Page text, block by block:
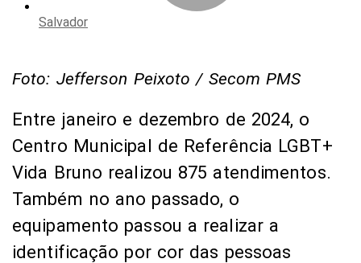
Salvador
Foto: Jefferson Peixoto / Secom PMS
Entre janeiro e dezembro de 2024, o
Centro Municipal de Referência LGBT+
Vida Bruno realizou 875 atendimentos.
Também no ano passado, o
equipamento passou a realizar a
identificação por cor das pessoas